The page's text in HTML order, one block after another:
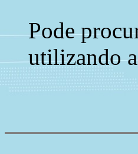
Pode
utilizando